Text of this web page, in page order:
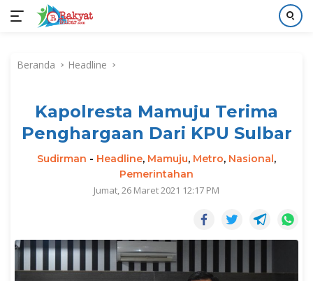
kontenBeranda Headline
Kapolresta Mamuju Terima
Penghargaan Dari KPU Sulbar
Sudirman - Headline, Mamuju, Metro, Nasional,
Pemerintahan
Jumat, 26 Maret 2021 12:17 PM